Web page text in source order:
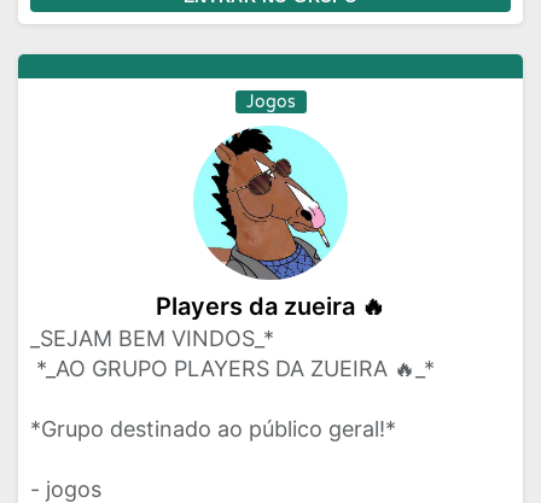
Jogos
Players da zueira 🔥
_SEJAM BEM VINDOS_*
ㅤㅤㅤㅤㅤㅤ *_AO GRUPO PLAYERS DA ZUEIRA 🔥_*
*Grupo destinado ao público geral!*
- jogos